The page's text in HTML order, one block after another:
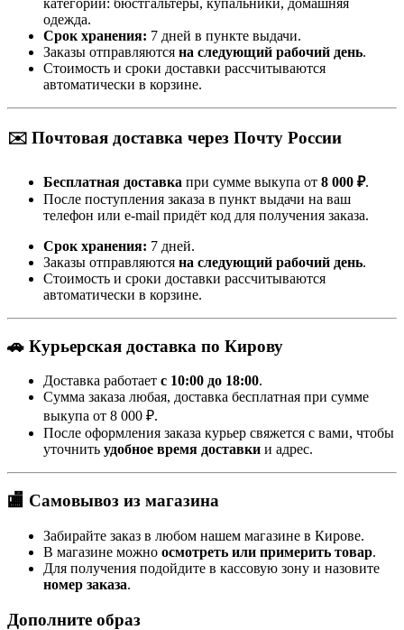
одежда.
Срок хранения: 7 дней в пункте выдачи.
Заказы отправляются на следующий рабочий день.
Стоимость и сроки доставки рассчитываются
автоматически в корзине.
✉️ Почтовая доставка через Почту России
Бесплатная доставка при сумме выкупа от 8 000 ₽.
После поступления заказа в пункт выдачи на ваш
телефон или e-mail придёт код для получения заказа.
Срок хранения: 7 дней.
Заказы отправляются на следующий рабочий день.
Стоимость и сроки доставки рассчитываются
автоматически в корзине.
🚗 Курьерская доставка по Кирову
Доставка работает с 10:00 до 18:00.
Сумма заказа любая, доставка бесплатная при сумме
выкупа от 8 000 ₽.
После оформления заказа курьер свяжется с вами, чтобы
уточнить удобное время доставки и адрес.
🏬 Самовывоз из магазина
Забирайте заказ в любом нашем магазине в Кирове.
В магазине можно осмотреть или примерить товар.
Для получения подойдите в кассовую зону и назовите
номер заказа.
Дополните образ